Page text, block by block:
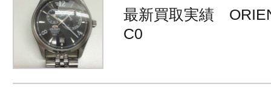
最新買取実績
C0